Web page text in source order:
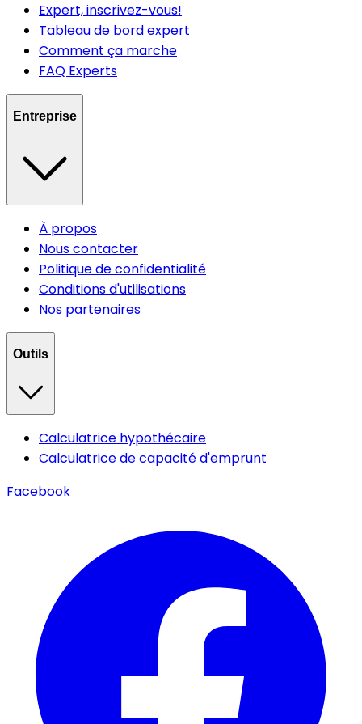
Expert, inscrivez-vous!
Tableau de bord expert
Comment ça marche
FAQ Experts
Entreprise
À propos
Nous contacter
Politique de confidentialité
Conditions d'utilisations
Nos partenaires
Outils
Calculatrice hypothécaire
Calculatrice de capacité d'emprunt
Facebook